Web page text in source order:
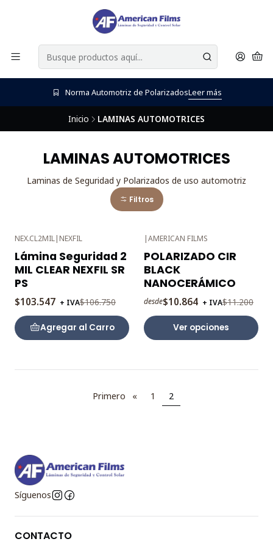
Norma Automotriz de PolarizadosLeer más
Inicio LAMINAS AUTOMOTRICES
LAMINAS AUTOMOTRICES
Laminas de Seguridad y Polarizados de uso automotriz
Filtros
-3%
OFF
NEX.CL2MIL| NEXFIL
Lámina Seguridad 2
MIL CLEAR NEXFIL SR
PS
$103.547 + IVA$106.750
Agregar al Carro
OFF
|AMERICAN FILMS
POLARIZADO CIR
BLACK
NANOCERÁMICO
desde$10.864 + IVA$11.200
Ver opciones
Primero « 1 2
Síguenos
CONTACTO